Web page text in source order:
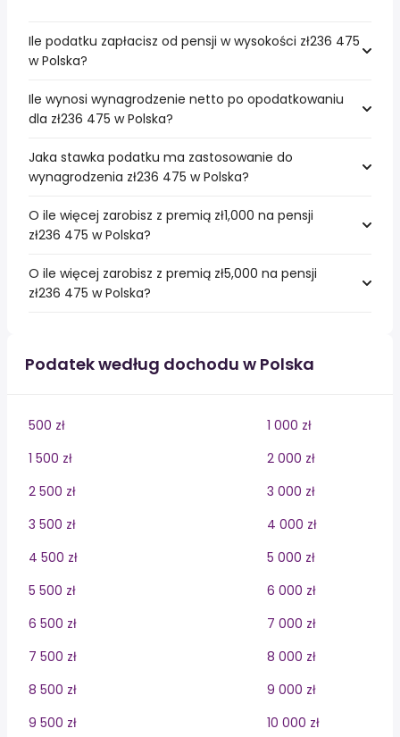
Ile podatku zapłacisz od pensji w wysokości zł236 475
w Polska?
Ile wynosi wynagrodzenie netto po opodatkowaniu
dla zł236 475 w Polska?
Jaka stawka podatku ma zastosowanie do
wynagrodzenia zł236 475 w Polska?
O ile więcej zarobisz z premią zł1,000 na pensji
zł236 475 w Polska?
O ile więcej zarobisz z premią zł5,000 na pensji
zł236 475 w Polska?
Podatek według dochodu w Polska
500 zł
1 000 zł
1 500 zł
2 000 zł
2 500 zł
3 000 zł
3 500 zł
4 000 zł
4 500 zł
5 000 zł
5 500 zł
6 000 zł
6 500 zł
7 000 zł
7 500 zł
8 000 zł
8 500 zł
9 000 zł
9 500 zł
10 000 zł